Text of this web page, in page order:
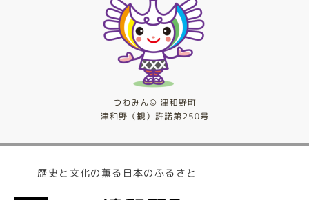
歴史と文化の薫る日本のふるさと